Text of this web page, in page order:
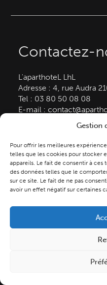
Gestion
Pour offrir les meilleures
telles que les cookies pour stocker
appareils. Le fait de consentir à
des données telles que le
sur ce site. Le fait de ne pas
avoir un effet négatif sur certaines
Contactez-
L'aparthoteL LhL
Adresse :4, rue Audra
Tel : 03 80 50 08 08
E-mail :
Mentions légales
Politique de
CGV
Politique des Cookies
Copyright ©